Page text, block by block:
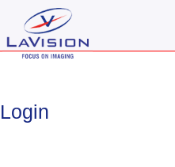
Login